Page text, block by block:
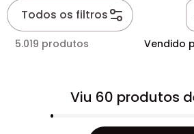
Todos os filtros
5.019 produtos Vendido
Viu 60 produtos